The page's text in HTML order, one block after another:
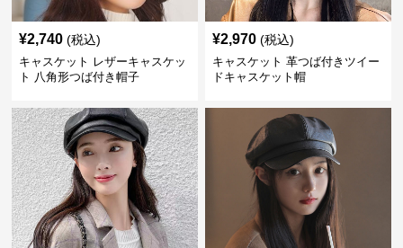
¥2,740 (税込)
キャスケット レザーキャスケッ
ト 八角形つば付き帽子
¥2,970 (税込)
キャスケット 革つば付きツイー
ドキャスケット帽